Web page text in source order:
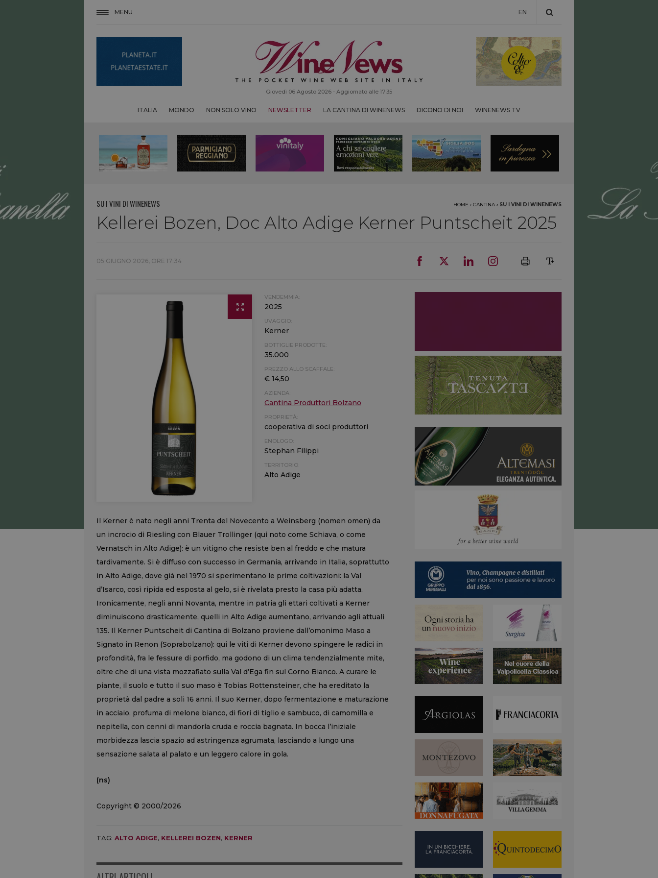
MENU EN
Giovedì 06 Agosto 2026 - Aggiornato alle 17:35
ITALIA MONDO NON SOLO VINO NEWSLETTER LA CANTINA DI WINENEWS DICONO DI NOI WINENEWS TV
SU I VINI DI WINENEWS HOME › CANTINA › SU I VINI DI WINENEWS
Kellerei Bozen, Doc Alto Adige Kerner Puntscheit 2025
05 GIUGNO 2026, ORE 17:34
VENDEMMIA:
2025
UVAGGIO:
Kerner
BOTTIGLIE PRODOTTE:
35.000
PREZZO ALLO SCAFFALE:
€ 14,50
AZIENDA:
Cantina Produttori Bolzano
PROPRIETÀ:
cooperativa di soci produttori
ENOLOGO:
Stephan Filippi
TERRITORIO:
Alto Adige
Il Kerner è nato negli anni Trenta del Novecento a Weinsberg (nomen omen) da
un incrocio di Riesling con Blauer Trollinger (qui noto come Schiava, o come
Vernatsch in Alto Adige): è un vitigno che resiste ben al freddo e che matura
tardivamente. Si è diffuso con successo in Germania, arrivando in Italia, soprattutto
in Alto Adige, dove già nel 1970 si sperimentano le prime coltivazioni: la Val
d’Isarco, così ripida ed esposta al gelo, si è rivelata presto la casa più adatta.
Ironicamente, negli anni Novanta, mentre in patria gli ettari coltivati a Kerner
diminuiscono drasticamente, quelli in Alto Adige aumentano, arrivando agli attuali
135. Il Kerner Puntscheit di Cantina di Bolzano proviene dall’omonimo Maso a
Signato in Renon (Soprabolzano): qui le viti di Kerner devono spingere le radici in
profondità, fra le fessure di porfido, ma godono di un clima tendenzialmente mite,
oltre che di una vista mozzafiato sulla Val d’Ega fin sul Corno Bianco. A curare le
piante, il suolo e tutto il suo maso è Tobias Rottensteiner, che ha ereditato la
proprietà dal padre a soli 16 anni. Il suo Kerner, dopo fermentazione e maturazione
in acciaio, profuma di melone bianco, di fiori di tiglio e sambuco, di camomilla e
nepitella, con cenni di mandorla cruda e roccia bagnata. In bocca l’iniziale
morbidezza lascia spazio ad astringenza agrumata, lasciando a lungo una
sensazione salata al palato e un leggero calore in gola.
(ns)
Copyright © 2000/2026
TAG: ALTO ADIGE, KELLEREI BOZEN, KERNER